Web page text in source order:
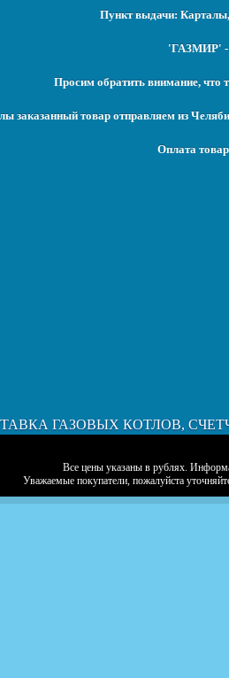
Пункт выдачи:
'ГАЗМИР' -
Просим обратить внимание, что
заказанный товар отправляем из
Оплата
ГАЗОВЫХ КОТЛОВ,
Все цены указаны в рублях.
Уважаемые покупатели, пожалуйста